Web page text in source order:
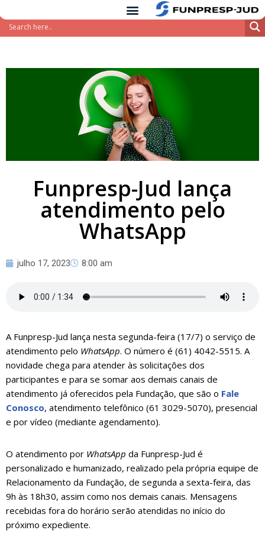
Pular
Funpresp-Jud lança
atendimento pelo
WhatsApp
julho 17, 2023 8:00 am
A Funpresp-Jud lança nesta segunda-feira (17/7) o serviço de
atendimento pelo WhatsApp. O número é (61) 4042-5515. A
novidade chega para atender às solicitações dos
participantes e para se somar aos demais canais de
atendimento já oferecidos pela Fundação, que são o Fale
Conosco, atendimento telefônico (61 3029-5070), presencial
e por vídeo (mediante agendamento).
O atendimento por WhatsApp da Funpresp-Jud é
personalizado e humanizado, realizado pela própria equipe de
Relacionamento da Fundação, de segunda a sexta-feira, das
9h às 18h30, assim como nos demais canais. Mensagens
recebidas fora do horário serão atendidas no início do
próximo expediente.